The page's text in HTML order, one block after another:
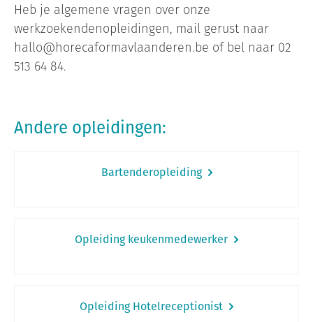
Heb je algemene vragen over onze
werkzoekendenopleidingen, mail gerust naar
hallo@horecaformavlaanderen.be of bel naar 02
513 64 84.
Andere opleidingen:
Bartenderopleiding
Opleiding keukenmedewerker
Opleiding Hotelreceptionist